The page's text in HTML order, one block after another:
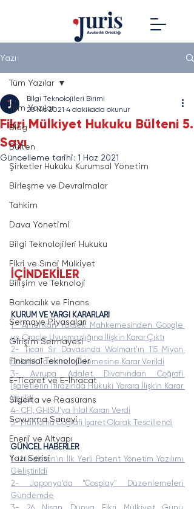
Yazı
Tüm Yazılar
Blog
Bülten
Şirketler Hukuku Kurumsal Yönetim
Birleşme ve Devralmalar
Tahkim
Dava Yönetimi
Bilgi Teknolojileri Hukuku
Fikri ve Sınai Mülkiyet
Bilişim ve Teknoloji
Bankacılık ve Finans
Sermaye Piyasaları
Girişim Sermayesi
Finansal Teknolojiler
E-Ticaret ve E-İhracat
Sigorta ve Reasürans
Savunma Sanayi
Enerji ve Altyapı
Yazı Serisi
Tüm Yazılar
Fikri Mülkiyet Hukuku Bülteni 5.
Sayı
Bilgi Teknolojileri Birimi
28 Nis 2021 4 dakikada okunur
Güncelleme tarihi: 1 Haz 2021
İÇİNDEKİLER
KURUM VE YARGI KARARLARI
1- Amerikan Yüksek Mahkemesinden Google
vs. Oracle Uyuşmazlığına İlişkin Karar Çıktı
2- Ticari Sır Davasında Walmart’ın 115 Miyon
Dolarlık Tazminat Ödemesine Karar Verildi
3- Avrupa Adalet Divanından Coğrafi
İşaretlerin İtirazında Hukuki Yarara İlişkin Karar
Verildi
4- CFI, GHISU’ya İhlal Kararı Verdi
5- Muhlama Coğrafi İşaret Olarak Tescillendi
GÜNCEL HABERLER
1- Hindistan’ın İlk Yerli Patent Yönetim Yazılımı
Geliştirildi
2- Japonya’da “Cosplay” Düzenlemeleri
Gündemde